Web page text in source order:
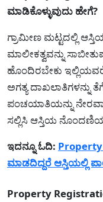
ಮಾಡಿಕೊಳ್ಳುವುದು ಹೇಗೆ?
ಗ್ರಾಮೀಣ ಮಟ್ಟದಲ್ಲಿ
ಮಾಲೀಕತ್ವವನ್ನು
ಹೊಂದಿರಬೇಕು
ಅಗತ್ಯ ದಾಖಲಾತಿಗಳನ್ನು
ಪಂಚಯಾತಿಯನ್ನು
ಸಲ್ಲಿಸಿ ಆಸ್ತಿಯ
ಇದನ್ನೂ ಓದಿ:
ಮಾಡದಿದ್ದರೆ ಆಸ್ತಿಯಲ್ಲಿ
Property